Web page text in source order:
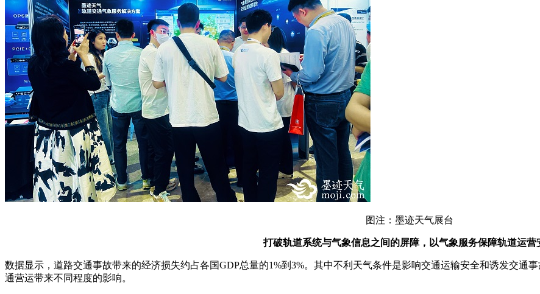
图注：墨迹天气展台
打破轨道系统与气象信息之间的屏障，以气象服务保障轨道运营
数据显示，道路交通事故带来的经济损失约占各国GDP总量的1%到3%。其中不利天气条件是影响交通运输安全和诱发交通
通营运带来不同程度的影响。